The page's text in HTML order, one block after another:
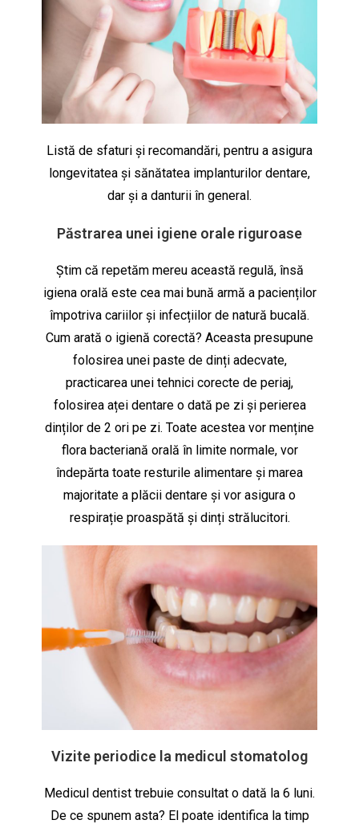
Listă de sfaturi și recomandări, pentru a asigura
longevitatea și sănătatea implanturilor dentare,
dar și a danturii în general.
Păstrarea unei igiene orale riguroase
Știm că repetăm mereu această regulă, însă
igiena orală este cea mai bună armă a pacienților
împotriva cariilor și infecțiilor de natură bucală.
Cum arată o igienă corectă? Aceasta presupune
folosirea unei paste de dinți adecvate,
practicarea unei tehnici corecte de periaj,
folosirea aței dentare o dată pe zi și perierea
dinților de 2 ori pe zi. Toate acestea vor menține
flora bacteriană orală în limite normale, vor
îndepărta toate resturile alimentare și marea
majoritate a plăcii dentare și vor asigura o
respirație proaspătă și dinți strălucitori.
Vizite periodice la medicul stomatolog
Medicul dentist trebuie consultat o dată la 6 luni.
De ce spunem asta? El poate identifica la timp